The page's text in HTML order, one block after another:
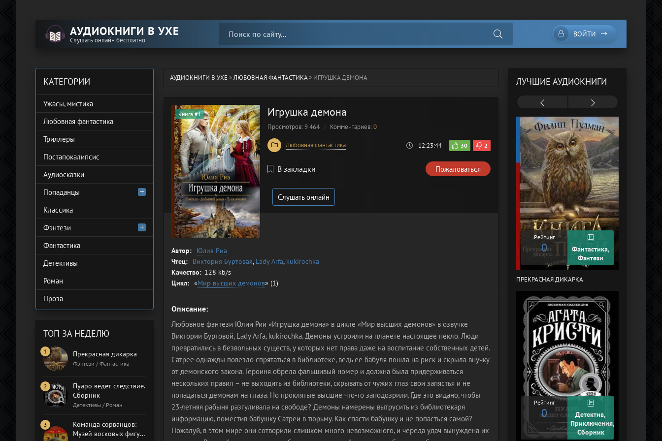
АУДИОКНИГИ В УХЕ
Слушать онлайн бесплатно
ВОЙТИ
АУДИОКНИГИ В УХЕ»ЛЮБОВНАЯ ФАНТАСТИКА» ИГРУШКА ДЕМОНА
Игрушка демона
Книга #1
Просмотров: 9 464 Комментариев:0
Любовная фантастика 12:23:44 30 2
В закладки Пожаловаться
Слушать онлайн
Автор:
Юлия Риа
Чтец:
Виктория Буртовая, Lady Arfa, kukirochka
Качество: 128 kb/s
Цикл: «Мир высших демонов» (1)
Описание:
Любовное фэнтези Юлии Рии «Игрушка демона» в цикле «Мир высших демонов» в озвучке
Виктории Буртовой, Lady Arfa, kukirochka. Демоны устроили на планете настоящее пекло. Люди
превратились в безвольных существ, у которых нет права даже на воспитание собственных детей.
Сатрее однажды повезло спрятаться в библиотеке, ведь ее бабуля пошла на риск и скрыла внучку
от демонского закона. Героиня обрела фальшивый номер и должна была придерживаться
нескольких правил – не выходить из библиотеки, скрывать от чужих глаз свои запястья и не
попадаться демонам на глаза. Но проклятые высшие что-то заподозрили. Где это видано, чтобы
23-летняя рабыня разгуливала на свободе? Демоны намерены вытрусить из библиотекаря
информацию, поместив бабушку Сатреи в тюрьму. Как спасти бабушку и не попасться самой?
Пожалуй, в этом мире они сотворили слишком много невозможного, и череда удач вынуждена их
КАТЕГОРИИ
Ужасы, мистика
Любовная фантастика
Триллеры
Постапокалипсис
Аудиосказки
Попаданцы
Классика
Фэнтези
Фантастика
Детективы
Роман
Проза
ТОП ЗА НЕДЕЛЮ
Прекрасная дикарка
Фэнтези / Фантастика
Пуаро ведет следствие.
Сборник
Детективы / Роман
Команда сорванцов:
Музей восковых фигур.
ЛУЧШИЕ АУДИОКНИГИ
Рейтинг
0
Фантастика,
Фэнтези
ПРЕКРАСНАЯ ДИКАРКА
Рейтинг
0
Детектив,
Приключения,
Сборник